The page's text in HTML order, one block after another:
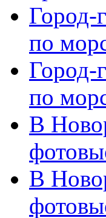
Город-
по
Город-
по
В
В